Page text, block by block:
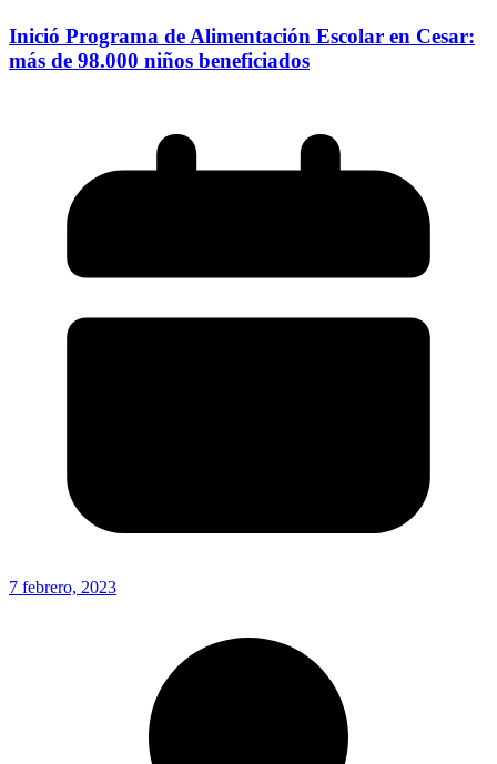
Inició Programa de Alimentación Escolar en Cesar:
más de 98.000 niños beneficiados
7 febrero, 2023